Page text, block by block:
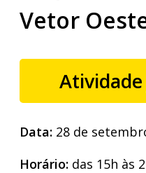
Vetor
Data: 28 de
Horário: das 15h às